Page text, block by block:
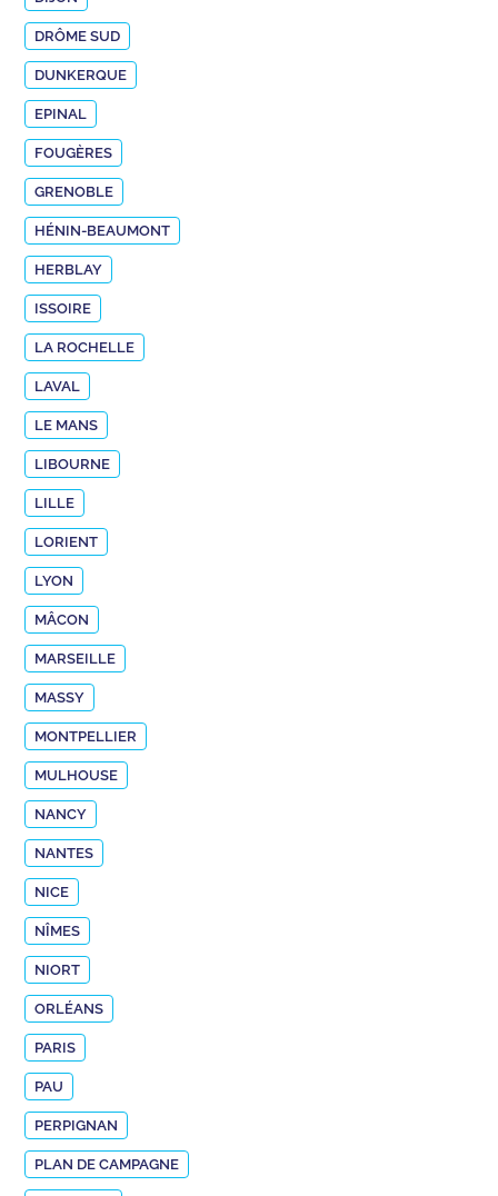
DRÔME SUD
DUNKERQUE
EPINAL
FOUGÈRES
GRENOBLE
HÉNIN-BEAUMONT
HERBLAY
ISSOIRE
LA ROCHELLE
LAVAL
LE MANS
LIBOURNE
LILLE
LORIENT
LYON
MÂCON
MARSEILLE
MASSY
MONTPELLIER
MULHOUSE
NANCY
NANTES
NICE
NÎMES
NIORT
ORLÉANS
PARIS
PAU
PERPIGNAN
PLAN DE CAMPAGNE